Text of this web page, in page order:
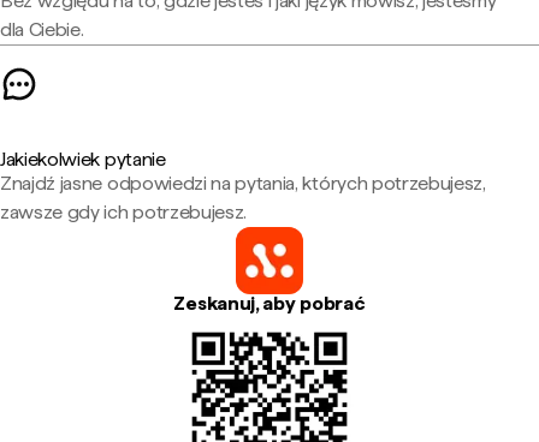
dla Ciebie.
Jakiekolwiek pytanie
Znajdź jasne odpowiedzi na pytania, których potrzebujesz,
zawsze gdy ich potrzebujesz.
Zeskanuj, aby pobrać